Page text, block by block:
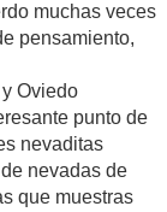
muchas veces
pensamiento,
Oviedo
punto de
nevaditas
nevadas de
que muestras